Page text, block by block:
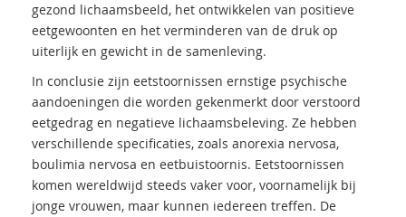
gezond lichaamsbeeld, het ontwikkelen van positieve
eetgewoonten en het verminderen van de druk op
uiterlijk en gewicht in de samenleving.
In conclusie zijn eetstoornissen ernstige psychische
aandoeningen die worden gekenmerkt door verstoord
eetgedrag en negatieve lichaamsbeleving. Ze hebben
verschillende specificaties, zoals anorexia nervosa,
boulimia nervosa en eetbuistoornis. Eetstoornissen
komen wereldwijd steeds vaker voor, voornamelijk bij
jonge vrouwen, maar kunnen iedereen treffen. De